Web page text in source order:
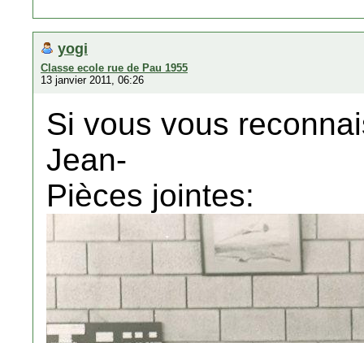
yogi
Classe ecole rue de Pau 1955
13 janvier 2011, 06:26
Si vous vous
Jean-
Pièces jointes: